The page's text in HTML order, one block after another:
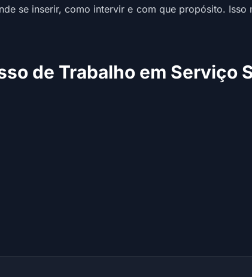
se inserir, como intervir e com que propósito.
de Trabalho em Serviço